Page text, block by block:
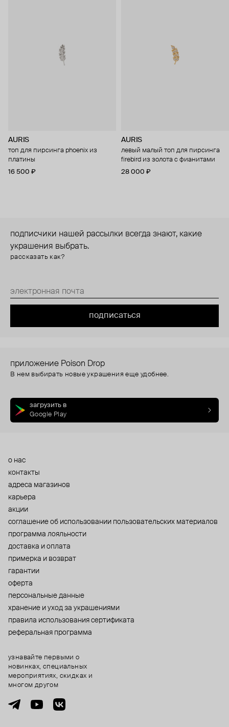
AURIS
топ для пирсинга phoenix из
платины
16 500 ₽
AURIS
левый малый топ для пирсинга
firebird из золота с фианитами
28 000 ₽
подписчики нашей рассылки всегда знают, какие
украшения выбрать.
рассказать как?
подписаться
приложение Poison Drop
В нем выбирать новые украшения еще удобнее.
загрузить в
Google Play
о нас
контакты
адреса магазинов
карьера
акции
cоглашение об использовании пользовательских материалов
программа лояльности
доставка и оплата
примерка и возврат
гарантии
оферта
персональные данные
хранение и уход за украшениями
правила использования сертификата
реферальная программа
узнавайте первыми о
новинках, специальных
мероприятиях, скидках и
многом другом